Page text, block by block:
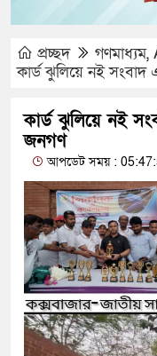
প্রচ্ছদ গণমাধ্যম,
কার্ড ঝুলিয়ে নই
কার্ড ঝুলিয়ে নই
জনগণ
আপডেট সময় :